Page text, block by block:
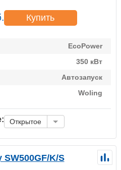
Купить
EcoPower
350 кВт
Автозапуск
Woling
Открытое
SW500GF/K/S